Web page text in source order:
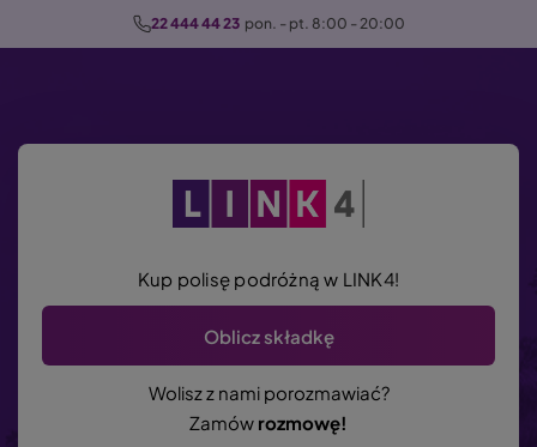
r
22 444 44 23 pon. - pt. 8:00 - 20:00
Kup polisę podróżną w LINK4!
Oblicz składkę
Wolisz z nami porozmawiać?
Zamów rozmowę!